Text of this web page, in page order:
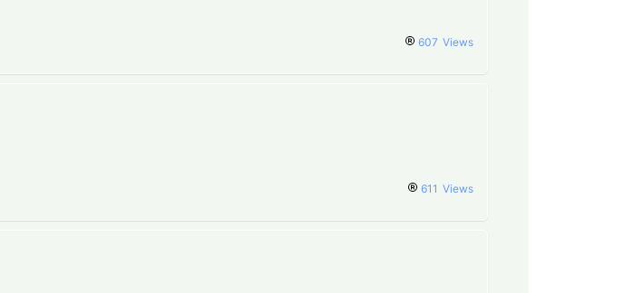
607 Views
611 Views